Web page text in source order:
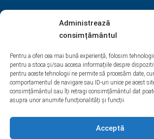
Administrează
consimțământul
Pentru a oferi cea mai bună experiență, folosim
pentru a stoca și/sau accesa informațiile despre
pentru aceste tehnologii ne permite să procesăm date,
comportamentul de navigare sau ID-uri unice pe acest
consimțământul sau îți retragi consimțământul dat
asupra unor anumite funcționalități și funcții.
Acceptă
Google + Youtube
WhatsApp